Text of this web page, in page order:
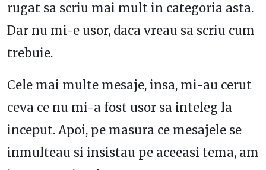
rugat sa scriu mai mult in categoria asta.
Dar nu mi-e usor, daca vreau sa scriu cum
trebuie.
Cele mai multe mesaje, insa, mi-au cerut
ceva ce nu mi-a fost usor sa inteleg la
inceput. Apoi, pe masura ce mesajele se
inmulteau si insistau pe aceeasi tema, am